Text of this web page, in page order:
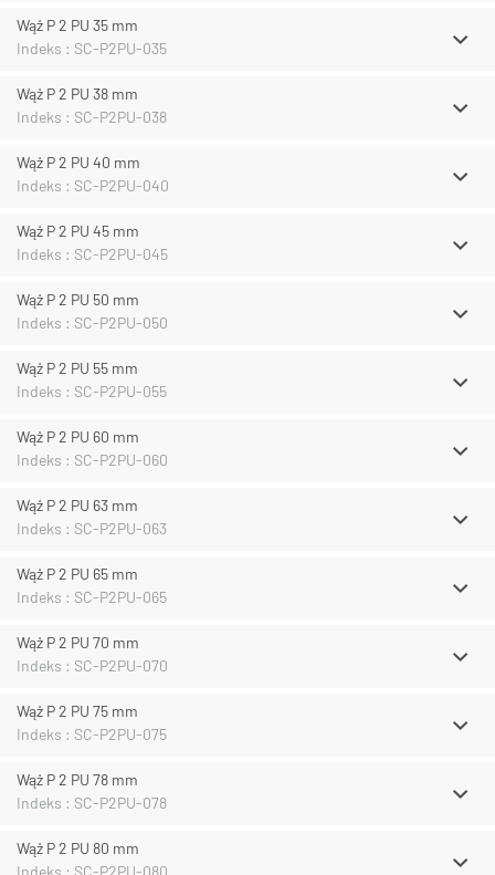
Wąż P 2 PU 35 mm
Indeks : SC-P2PU-035
Wąż P 2 PU 38 mm
Indeks : SC-P2PU-038
Wąż P 2 PU 40 mm
Indeks : SC-P2PU-040
Wąż P 2 PU 45 mm
Indeks : SC-P2PU-045
Wąż P 2 PU 50 mm
Indeks : SC-P2PU-050
Wąż P 2 PU 55 mm
Indeks : SC-P2PU-055
Wąż P 2 PU 60 mm
Indeks : SC-P2PU-060
Wąż P 2 PU 63 mm
Indeks : SC-P2PU-063
Wąż P 2 PU 65 mm
Indeks : SC-P2PU-065
Wąż P 2 PU 70 mm
Indeks : SC-P2PU-070
Wąż P 2 PU 75 mm
Indeks : SC-P2PU-075
Wąż P 2 PU 78 mm
Indeks : SC-P2PU-078
Wąż P 2 PU 80 mm
Indeks : SC-P2PU-080